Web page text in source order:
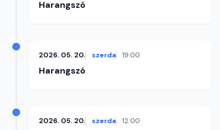
Harangszó
2026. 05. 20. szerda 19:00
Harangszó
2026. 05. 20. szerda 12:00